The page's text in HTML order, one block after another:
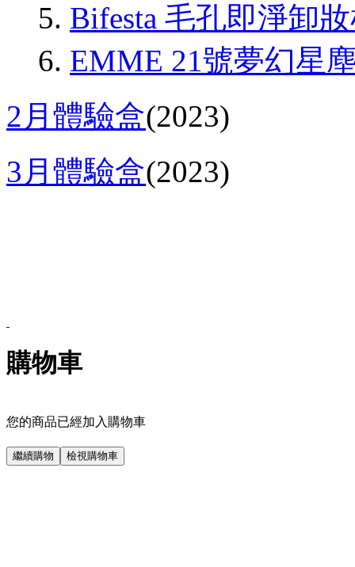
Bifesta 毛孔即淨卸
EMME 21號夢幻星
2月體驗盒(2023)
3月體驗盒(2023)
購物車
您的商品已經加入購物車
繼續購物 檢視購物車